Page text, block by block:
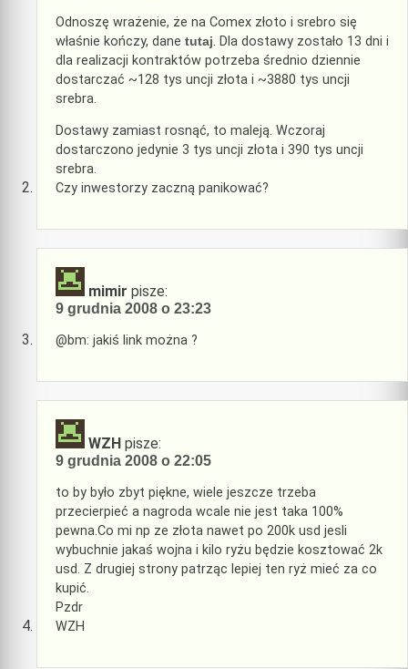
Odnoszę wrażenie, że na Comex złoto i srebro się
właśnie kończy, dane tutaj. Dla dostawy zostało 13 dni i
dla realizacji kontraktów potrzeba średnio dziennie
dostarczać ~128 tys uncji złota i ~3880 tys uncji
srebra.
Dostawy zamiast rosnąć, to maleją. Wczoraj
dostarczono jedynie 3 tys uncji złota i 390 tys uncji
srebra.
Czy inwestorzy zaczną panikować?
mimir pisze:
9 grudnia 2008 o 23:23
@bm: jakiś link można ?
WZH pisze:
9 grudnia 2008 o 22:05
to by było zbyt piękne, wiele jeszcze trzeba
przecierpieć a nagroda wcale nie jest taka 100%
pewna.Co mi np ze złota nawet po 200k usd jesli
wybuchnie jakaś wojna i kilo ryżu będzie kosztować 2k
usd. Z drugiej strony patrząc lepiej ten ryż mieć za co
kupić.
Pzdr
WZH